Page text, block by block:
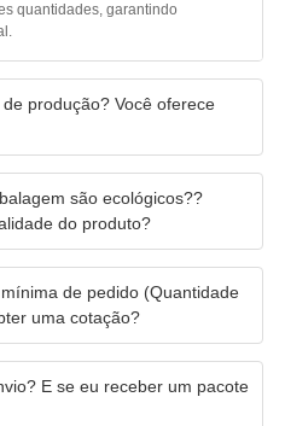
quantidades, garantindo
produção? Você oferece
são ecológicos??
do produto?
de pedido (Quantidade
uma cotação?
E se eu receber um pacote